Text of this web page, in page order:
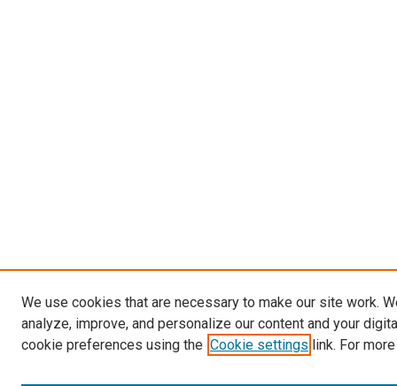
We use cookies that are necessary to make our site work.
analyze, improve, and personalize our content and your
cookie preferences using the Cookie settings link. For